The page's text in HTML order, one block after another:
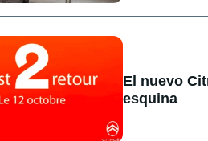
El nuevo
esquina